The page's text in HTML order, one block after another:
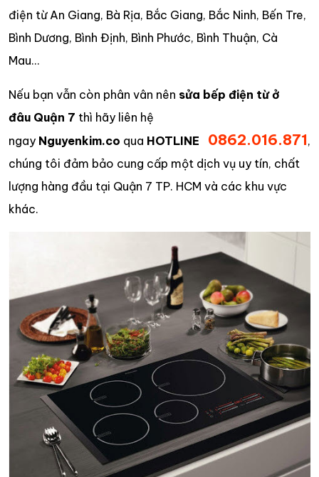
điện từ An Giang, Bà Rịa, Bắc Giang, Bắc Ninh, Bến Tre,
Bình Dương, Bình Định, Bình Phước, Bình Thuận, Cà
Mau…
Nếu bạn vẫn còn phân vân nên sửa bếp điện từ ở
đâu Quận 7 thì hãy liên hệ
ngay Nguyenkim.co qua HOTLINE 0862.016.871,
chúng tôi đảm bảo cung cấp một dịch vụ uy tín, chất
lượng hàng đầu tại Quận 7 TP. HCM và các khu vực
khác.